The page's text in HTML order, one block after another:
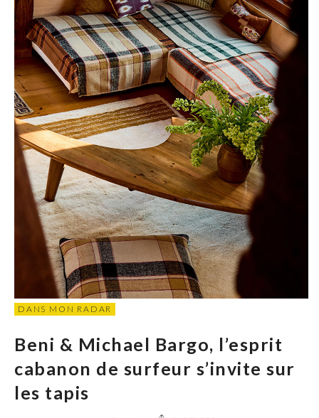
DANS MON RADAR
Beni & Michael Bargo, l’esprit
cabanon de surfeur s’invite sur
les tapis